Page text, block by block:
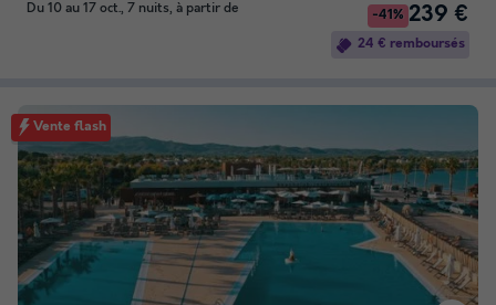
Du 10 au 17 oct., 7 nuits, à partir de
-41% 239 €
24 € remboursés
Vente flash